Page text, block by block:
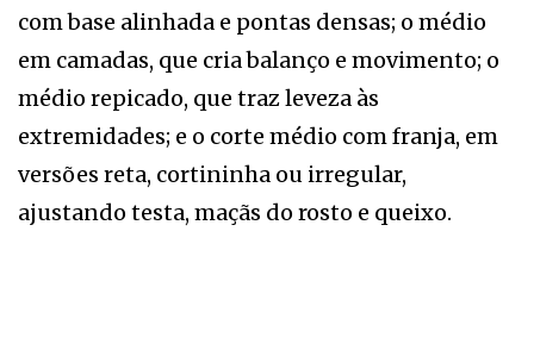
com base alinhada e pontas densas; o médio
em camadas, que cria balanço e movimento; o
médio repicado, que traz leveza às
extremidades; e o corte médio com franja, em
versões reta, cortininha ou irregular,
ajustando testa, maçãs do rosto e queixo.